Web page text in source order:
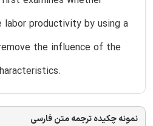
labor productivity by using a
the influence of the
نمونه چکیده ترجمه متن فارسی